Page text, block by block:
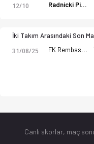
12/10 Radnicki Pirot
İki Takım Arasındaki Son
31/08/25 FK Rembas Resavica
Canlı skorlar, maç